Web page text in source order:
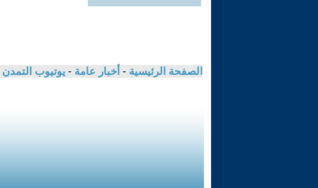
الصفحة الرئيسية - أخبار عامة - يوتيوب التمدن